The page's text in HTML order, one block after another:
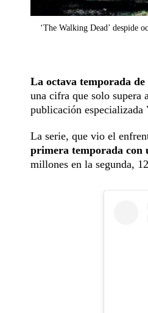
‘The Walking Dead’ despide
La octava temporada
una cifra que solo supera
publicación especializada
La serie, que vio el
primera temporada con
millones en la segunda,